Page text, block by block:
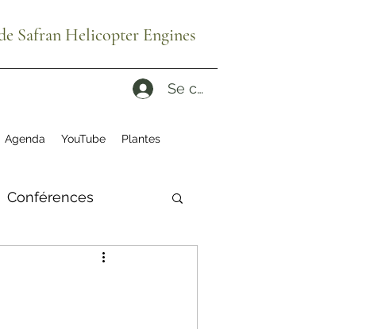
Se connecter
Agenda YouTube Plantes
Safran Helicopter Engines
Conférences
ruches